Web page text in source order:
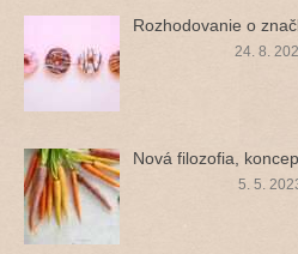
Rozhodovanie o
24. 8.
Nová filozofia,
5. 5.